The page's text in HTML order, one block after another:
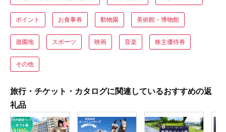
ポイント お食事券 動物園 美術館・博物館
遊園地 スポーツ 映画 音楽 株主優待券
その他
旅行・チケット・カタログに関連しているおすすめの返
礼品